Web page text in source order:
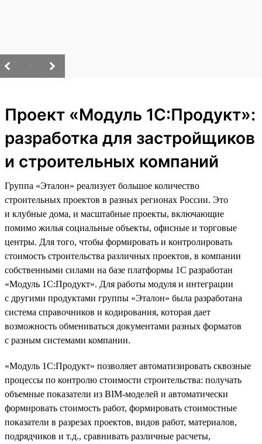
Проект «Модуль 1С:Продукт»:
разработка для застройщиков
и строительных компаний
Группа «Эталон» реализует большое количество
строительных проектов в разных регионах России. Это
и клубные дома, и масштабные проекты, включающие
помимо жилья социальные объекты, офисные и торговые
центры. Для того, чтобы формировать и контролировать
стоимость строительства различных проектов, в компании
собственными силами на базе платформы 1С разработан
«Модуль 1С:Продукт». Для работы модуля и интеграции
с другими продуктами группы «Эталон» была разработана
система справочников и кодирования, которая дает
возможность обмениваться документами разных форматов
с разным системами компании.
«Модуль 1С:Продукт» позволяет автоматизировать сквозные
процессы по контролю стоимости строительства: получать
объемные показатели из BIM-моделей и автоматически
формировать стоимость работ, формировать стоимостные
показатели в разрезах проектов, видов работ, материалов,
подрядчиков и т.д., сравнивать различные расчеты,